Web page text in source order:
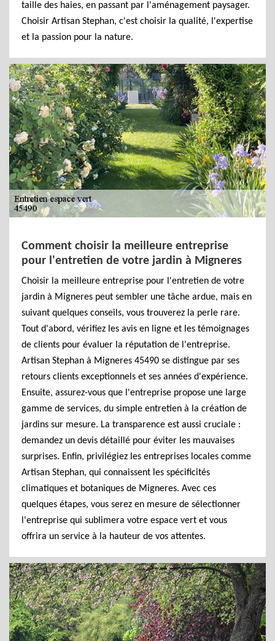
taille des haies, en passant par l'aménagement paysager.
Choisir Artisan Stephan, c'est choisir la qualité, l'expertise
et la passion pour la nature.
Comment choisir la meilleure entreprise
pour l'entretien de votre jardin à Migneres
Choisir la meilleure entreprise pour l'entretien de votre
jardin à Migneres peut sembler une tâche ardue, mais en
suivant quelques conseils, vous trouverez la perle rare.
Tout d'abord, vérifiez les avis en ligne et les témoignages
de clients pour évaluer la réputation de l'entreprise.
Artisan Stephan à Migneres 45490 se distingue par ses
retours clients exceptionnels et ses années d'expérience.
Ensuite, assurez-vous que l'entreprise propose une large
gamme de services, du simple entretien à la création de
jardins sur mesure. La transparence est aussi cruciale :
demandez un devis détaillé pour éviter les mauvaises
surprises. Enfin, privilégiez les entreprises locales comme
Artisan Stephan, qui connaissent les spécificités
climatiques et botaniques de Migneres. Avec ces
quelques étapes, vous serez en mesure de sélectionner
l'entreprise qui sublimera votre espace vert et vous
offrira un service à la hauteur de vos attentes.